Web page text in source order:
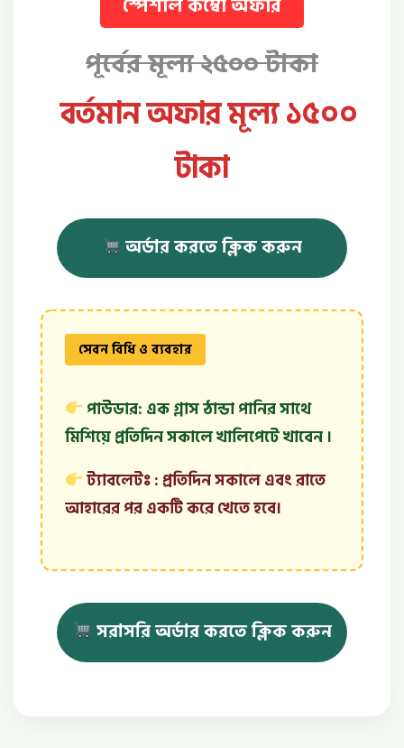
পূর্বের মূল্য ২৫০০ টাকা
বর্তমান অফার মূল্য ১৫০০
টাকা
অর্ডার করতে ক্লিক করুন
সেবন বিধি ও ব্যবহার
পাউডার: এক গ্লাস ঠান্ডা পানির সাথে
মিশিয়ে প্রতিদিন সকালে খালিপেটে খাবেন ।
ট্যাবলেটঃ : প্রতিদিন সকালে এবং রাতে
আহারের পর একটি করে খেতে হবে।
সরাসরি অর্ডার করতে ক্লিক করুন